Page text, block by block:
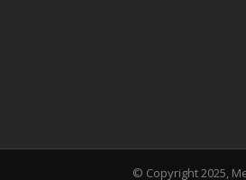
© Copyright 2025,